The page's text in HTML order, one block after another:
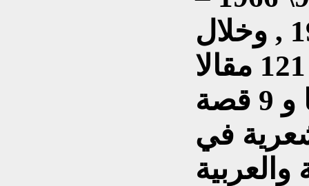
14\2\1967 -6\3\1967 , وخلال
السنوات التالية نشر 121 مقالا
وموضوعا ادبيا وثقافيا و 9 قصة
شعرية في